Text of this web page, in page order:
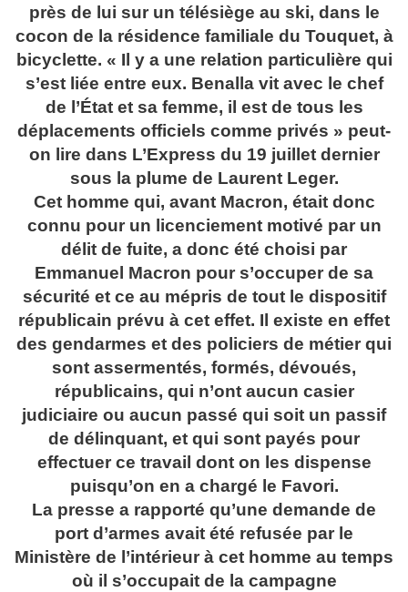
près de lui sur un télésiège au ski, dans le
cocon de la résidence familiale du Touquet, à
bicyclette. « Il y a une relation particulière qui
s’est liée entre eux. Benalla vit avec le chef
de l’État et sa femme, il est de tous les
déplacements officiels comme privés » peut-
on lire dans L’Express du 19 juillet dernier
sous la plume de Laurent Leger.
Cet homme qui, avant Macron, était donc
connu pour un licenciement motivé par un
délit de fuite, a donc été choisi par
Emmanuel Macron pour s’occuper de sa
sécurité et ce au mépris de tout le dispositif
républicain prévu à cet effet. Il existe en effet
des gendarmes et des policiers de métier qui
sont assermentés, formés, dévoués,
républicains, qui n’ont aucun casier
judiciaire ou aucun passé qui soit un passif
de délinquant, et qui sont payés pour
effectuer ce travail dont on les dispense
puisqu’on en a chargé le Favori.
La presse a rapporté qu’une demande de
port d’armes avait été refusée par le
Ministère de l’intérieur à cet homme au temps
où il s’occupait de la campagne